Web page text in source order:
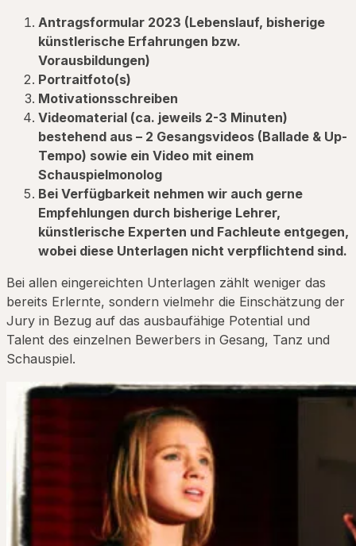
Antragsformular 2023 (Lebenslauf, bisherige
künstlerische Erfahrungen bzw.
Vorausbildungen)
Portraitfoto(s)
Motivationsschreiben
Videomaterial (ca. jeweils 2-3 Minuten)
bestehend aus – 2 Gesangsvideos (Ballade & Up-
Tempo) sowie ein Video mit einem
Schauspielmonolog
Bei Verfügbarkeit nehmen wir auch gerne
Empfehlungen durch bisherige Lehrer,
künstlerische Experten und Fachleute entgegen,
wobei diese Unterlagen nicht verpflichtend sind.
Bei allen eingereichten Unterlagen zählt weniger das
bereits Erlernte, sondern vielmehr die Einschätzung der
Jury in Bezug auf das ausbaufähige Potential und
Talent des einzelnen Bewerbers in Gesang, Tanz und
Schauspiel.